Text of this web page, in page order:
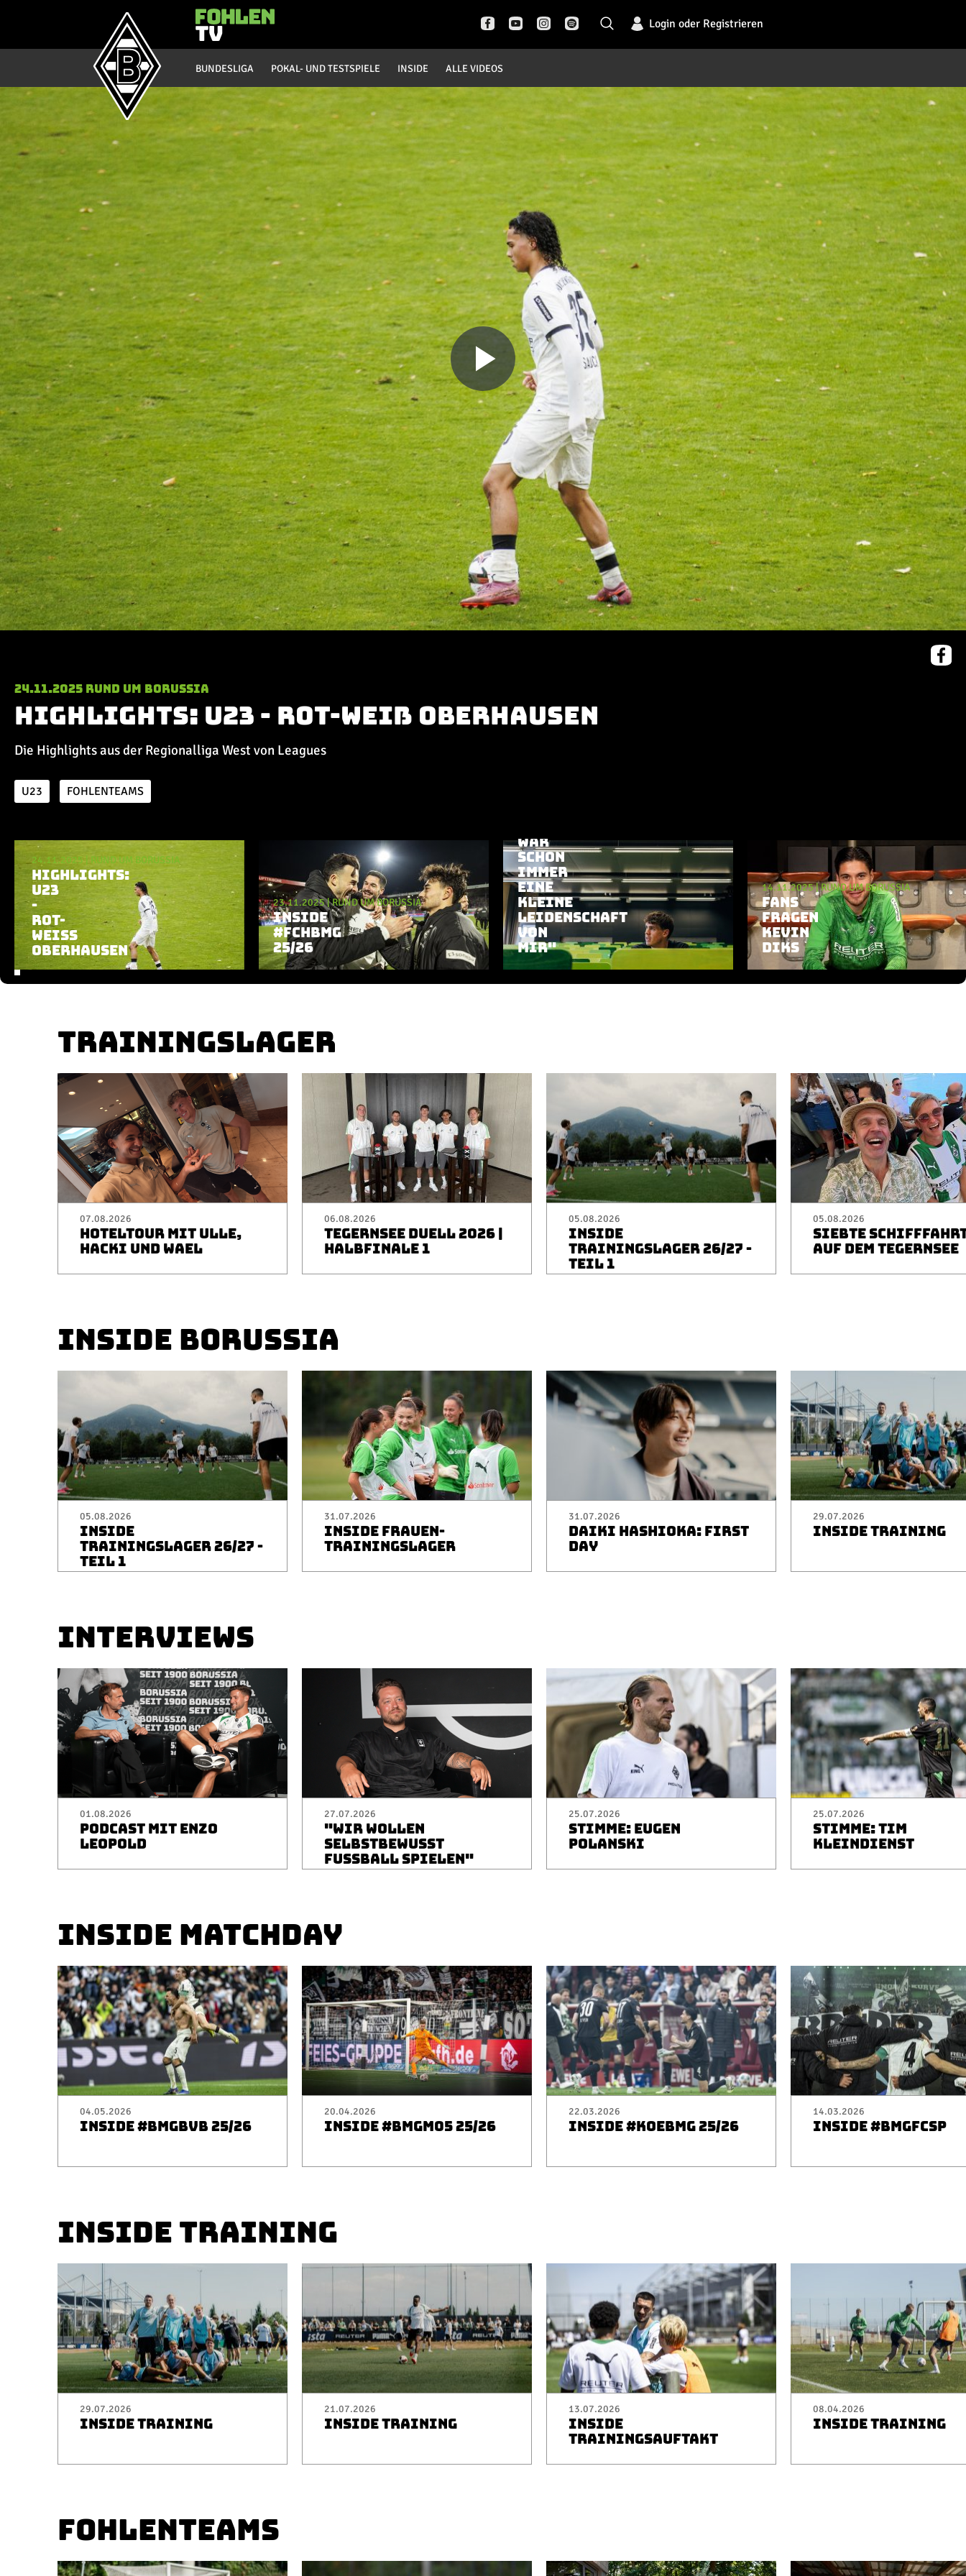
Login oder Registrieren
BUNDESLIGA POKAL- UND TESTSPIELE INSIDE ALLE VIDEOS
Bundesliga
Saison 20/21
Saison 19/20
Saison 18/19
Saison 17/18
Saison 16/17
Saison 15/16
Saison 14/15
Saison 13/14
Saison 12/13
Saison 11/12
Pokal- und Testspiele
DFB Pokal
Champions League
Testspiele
Inside
Interviews
Pressekonferenzen
Rund um Borussia
Trainingslager
Buntes
Historie
English
Play
Video
24.11.2025 Rund um Borussia
Highlights: U23 - Rot-Weiß Oberhausen
Die Highlights aus der Regionalliga West von Leagues
U23 FOHLENTEAMS
Aktuelle Playlist
24.11.2025 RUND UM BORUSSIA
HIGHLIGHTS:
U23
-
ROT-
WEISS O
BERHAUSEN
23.11.2025|RUND UM BORUSSIA
INSIDE
#FCHBMG
25/26
WAR
SCHON
IMMER
EINE
KLEINE
LEIDENSCHAFT
VON
MIR"
14.11.2025|RUND UM BORUSSIA
FANS
FRAGEN
KEVIN
DIKS
TRAININGSLAGER
07.08.2026
HOTELTOUR MIT ULLE,
HACKI UND WAEL
06.08.2026
TEGERNSEE DUELL 2026 |
HALBFINALE 1
05.08.2026
INSIDE
TRAININGSLAGER 26/27 -
TEIL 1
05.08.2026
SIEBTE
AUF DEM TEGERNSEE
INSIDE BORUSSIA
05.08.2026
INSIDE
TRAININGSLAGER 26/27 -
TEIL 1
31.07.2026
INSIDE FRAUEN-
TRAININGSLAGER
31.07.2026
DAIKI HASHIOKA: FIRST
DAY
29.07.2026
INSIDE TRAINING
INTERVIEWS
01.08.2026
PODCAST MIT ENZO
LEOPOLD
27.07.2026
"WIR WOLLEN
SELBSTBEWUSST
FUSSBALL SPIELEN"
25.07.2026
STIMME: EUGEN
POLANSKI
25.07.2026
STIMME: TIM
KLEINDIENST
INSIDE MATCHDAY
04.05.2026
INSIDE #BMGBVB 25/26
20.04.2026
INSIDE #BMGM05 25/26
22.03.2026
INSIDE #KOEBMG 25/26
14.03.2026
INSIDE #BMGFCSP
INSIDE TRAINING
29.07.2026
INSIDE TRAINING
21.07.2026
INSIDE TRAINING
13.07.2026
INSIDE
TRAININGSAUFTAKT
08.04.2026
INSIDE TRAINING
FOHLENTEAMS